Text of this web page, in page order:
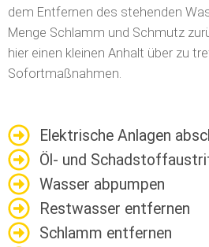
dem Entfernen des stehenden
Menge Schlamm und Schmutz
hier einen kleinen Anhalt über zu
Sofortmaßnahmen.
Elektrische Anlagen
Öl- und
Wasser abpumpen
Restwasser entfernen
Schlamm entfernen